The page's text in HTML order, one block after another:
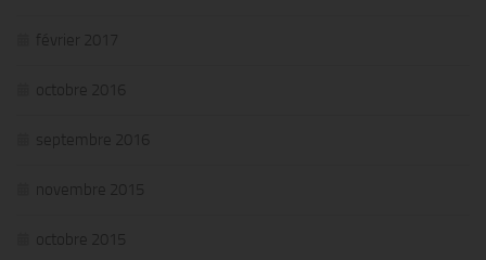
février 2017
octobre 2016
septembre 2016
novembre 2015
octobre 2015